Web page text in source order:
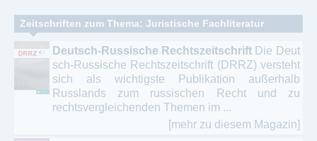
Zeitschriften zum Thema: Juristische Fachliteratur
Deutsch-Russische Rechtszeitschrift Die Deut
sch-Russische Rechtszeitschrift (DRRZ) versteht
sich als wichtigste Publikation außerhalb
Russlands zum russischen Recht und zu
rechtsvergleichenden Themen im ...
[mehr zu diesem Magazin]